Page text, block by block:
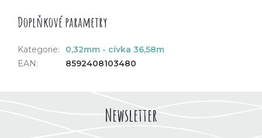
Doplňkové parametry
Kategorie:
0,32mm - cívka 36,58m
EAN: 8592408103480
Newsletter